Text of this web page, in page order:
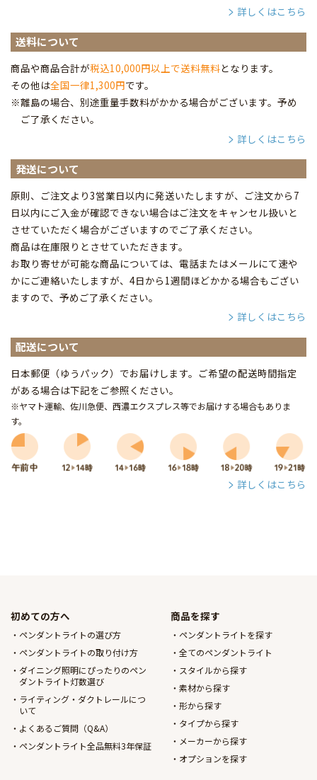
詳しくはこちら
送料について
商品や商品合計が税込10,000円以上で送料無料となります。
その他は全国一律1,300円です。
※離島の場合、別途重量手数料がかかる場合がございます。予め
ご了承ください。
詳しくはこちら
発送について
原則、ご注文より3営業日以内に発送いたしますが、ご注文から7
日以内にご入金が確認できない場合はご注文をキャンセル扱いと
させていただく場合がございますのでご了承ください。
商品は在庫限りとさせていただきます。
お取り寄せが可能な商品については、電話またはメールにて速や
かにご連絡いたしますが、4日から1週間ほどかかる場合もござい
ますので、予めご了承ください。
詳しくはこちら
配送について
日本郵便（ゆうパック）でお届けします。ご希望の配送時間指定
がある場合は下記をご参照ください。
※ヤマト運輸、佐川急便、西濃エクスプレス等でお届けする場合もありま
す。
詳しくはこちら
初めての方へ
ペンダントライトの選び方
ペンダントライトの取り付け方
ダイニング照明にぴったりのペン
ダントライト灯数選び
ライティング・ダクトレールにつ
いて
よくあるご質問（Q&A）
ペンダントライト全品無料3年保証
商品を探す
ペンダントライトを探す
全てのペンダントライト
スタイルから探す
素材から探す
形から探す
タイプから探す
メーカーから探す
オプションを探す